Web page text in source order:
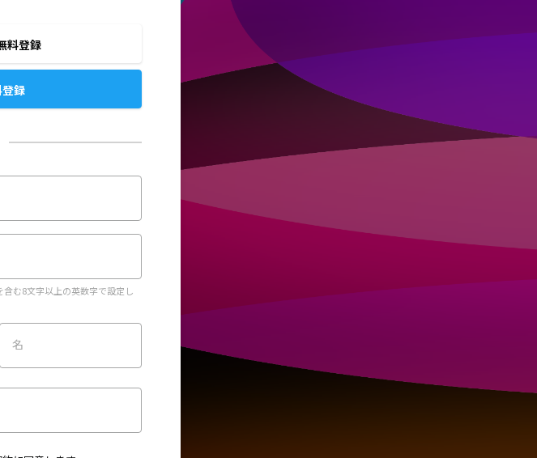
料登録
録
む8文字以上の英数字で設定し
名